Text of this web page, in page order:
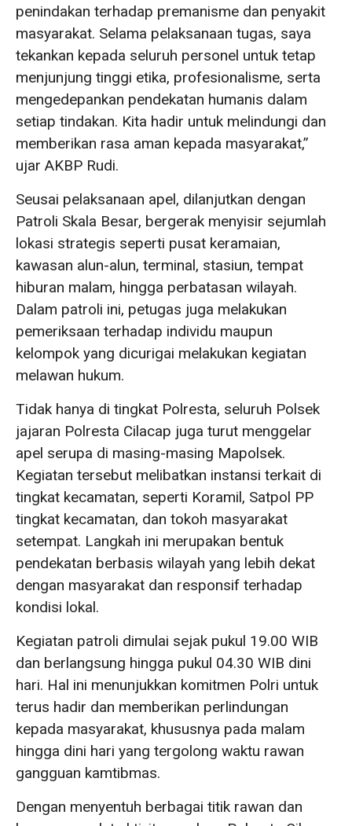
penindakan terhadap premanisme dan penyakit
masyarakat. Selama pelaksanaan tugas, saya
tekankan kepada seluruh personel untuk tetap
menjunjung tinggi etika, profesionalisme, serta
mengedepankan pendekatan humanis dalam
setiap tindakan. Kita hadir untuk melindungi dan
memberikan rasa aman kepada masyarakat,”
ujar AKBP Rudi.
Seusai pelaksanaan apel, dilanjutkan dengan
Patroli Skala Besar, bergerak menyisir sejumlah
lokasi strategis seperti pusat keramaian,
kawasan alun-alun, terminal, stasiun, tempat
hiburan malam, hingga perbatasan wilayah.
Dalam patroli ini, petugas juga melakukan
pemeriksaan terhadap individu maupun
kelompok yang dicurigai melakukan kegiatan
melawan hukum.
Tidak hanya di tingkat Polresta, seluruh Polsek
jajaran Polresta Cilacap juga turut menggelar
apel serupa di masing-masing Mapolsek.
Kegiatan tersebut melibatkan instansi terkait di
tingkat kecamatan, seperti Koramil, Satpol PP
tingkat kecamatan, dan tokoh masyarakat
setempat. Langkah ini merupakan bentuk
pendekatan berbasis wilayah yang lebih dekat
dengan masyarakat dan responsif terhadap
kondisi lokal.
Kegiatan patroli dimulai sejak pukul 19.00 WIB
dan berlangsung hingga pukul 04.30 WIB dini
hari. Hal ini menunjukkan komitmen Polri untuk
terus hadir dan memberikan perlindungan
kepada masyarakat, khususnya pada malam
hingga dini hari yang tergolong waktu rawan
gangguan kamtibmas.
Dengan menyentuh berbagai titik rawan dan